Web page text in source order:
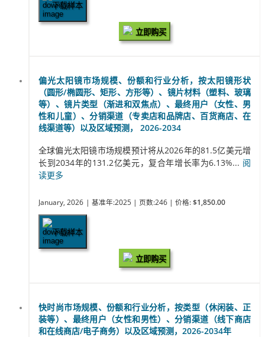
下载样本
立即购买
偏光太阳镜市场规模、份额和行业分析，按太阳镜形状
（圆形/椭圆形、矩形、方形等）、镜片材料（塑料、玻璃
等）、镜片类型（渐进和双焦点）、最终用户（女性、男
性和儿童）、分销渠道（专卖店和品牌店、百货商店、在
线渠道等）以及区域预测， 2026-2034
全球偏光太阳镜市场规模预计将从2026年的81.5亿美元增
长到2034年的131.2亿美元，复合年增长率为6.13%... 阅
读更多
January, 2026 | 基准年:2025 | 页数:246 | 价格: $1,850.00
下载样本
立即购买
快时尚市场规模、份额和行业分析，按类型（休闲装、正
装等）、最终用户（女性和男性）、分销渠道（线下商店
和在线商店/电子商务）以及区域预测，2026-2034年